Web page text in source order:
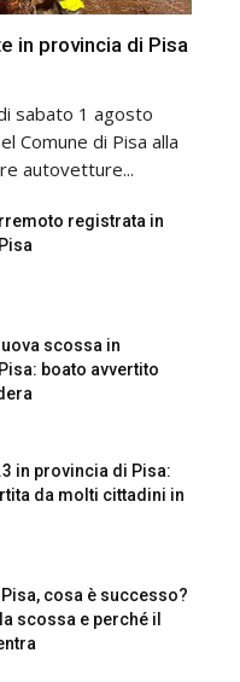
in provincia di Pisa
sabato 1 agosto
Comune di Pisa alla
autovetture...
registrata in
scossa in
boato avvertito
in provincia di Pisa:
da molti cittadini in
cosa è successo?
scossa e perché il